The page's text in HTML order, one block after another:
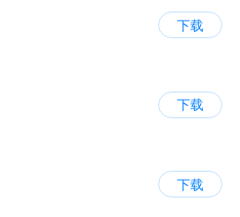
下载
下载
下载